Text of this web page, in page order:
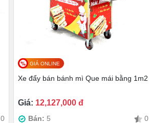
0
GIÁ ONLINE
Xe đẩy bán bánh mì Que mái bằng 1m2
Giá: 12,127,000 đ
Bán: 5 0